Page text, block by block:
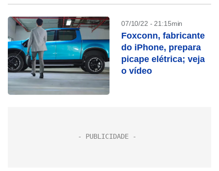
07/10/22 - 21:15min
Foxconn, fabricante
do iPhone, prepara
picape elétrica; veja
o vídeo